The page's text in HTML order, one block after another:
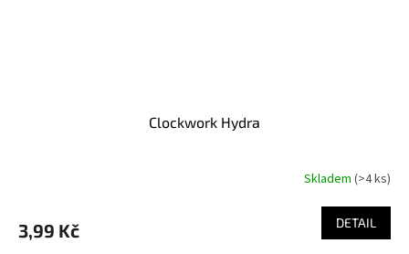
Clockwork Hydra
Skladem (>4 ks)
3,99 Kč DETAIL